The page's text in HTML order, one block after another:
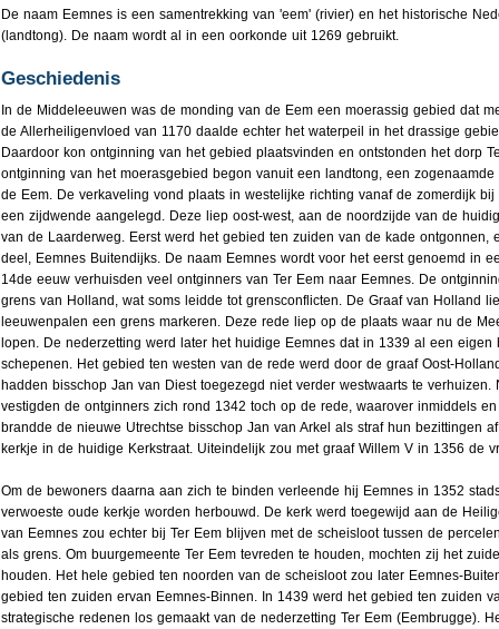
De naam Eemnes is een samentrekking van 'eem' (rivier) en het historische
(landtong). De naam wordt al in een oorkonde uit 1269 gebruikt.
Geschiedenis
In de Middeleeuwen was de monding van de Eem een moerassig gebied dat
de Allerheiligenvloed van 1170 daalde echter het waterpeil in het drassige
Daardoor kon ontginning van het gebied plaatsvinden en ontstonden het dorp
ontginning van het moerasgebied begon vanuit een landtong, een
de Eem. De verkaveling vond plaats in westelijke richting vanaf de zomerdijk bij
een zijdwende aangelegd. Deze liep oost-west, aan de noordzijde van de
van de Laarderweg. Eerst werd het gebied ten zuiden van de kade ontgonnen,
deel, Eemnes Buitendijks. De naam Eemnes wordt voor het eerst genoemd in
14de eeuw verhuisden veel ontginners van Ter Eem naar Eemnes. De
grens van Holland, wat soms leidde tot grensconflicten. De Graaf van Holland
leeuwenpalen een grens markeren. Deze rede liep op de plaats waar nu de
lopen. De nederzetting werd later het huidige Eemnes dat in 1339 al een eigen
schepenen. Het gebied ten westen van de rede werd door de graaf Oost-
hadden bisschop Jan van Diest toegezegd niet verder westwaarts te
vestigden de ontginners zich rond 1342 toch op de rede, waarover inmiddels
brandde de nieuwe Utrechtse bisschop Jan van Arkel als straf hun bezittingen
kerkje in de huidige Kerkstraat. Uiteindelijk zou met graaf Willem V in 1356 de
Om de bewoners daarna aan zich te binden verleende hij Eemnes in 1352
verwoeste oude kerkje worden herbouwd. De kerk werd toegewijd aan de
van Eemnes zou echter bij Ter Eem blijven met de scheisloot tussen de
als grens. Om buurgemeente Ter Eem tevreden te houden, mochten zij het
houden. Het hele gebied ten noorden van de scheisloot zou later Eemnes-
gebied ten zuiden ervan Eemnes-Binnen. In 1439 werd het gebied ten zuiden
strategische redenen los gemaakt van de nederzetting Ter Eem (Eembrugge).